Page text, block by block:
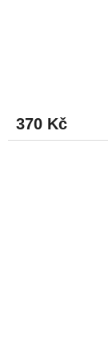
370 Kč